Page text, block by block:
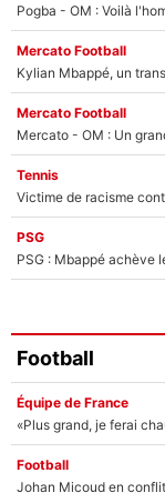
Pogba - OM : Voilà
Mercato Football
Kylian Mbappé, un
Mercato Football
Tennis
PSG
PSG : Mbappé achève
Football
Équipe de France
Football